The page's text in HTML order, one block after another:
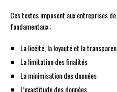
Ces textes imposent aux entreprises
fondamentaux :
La licéité, la loyauté et la
La limitation des finalités
La minimisation des données
L’exactitude des données